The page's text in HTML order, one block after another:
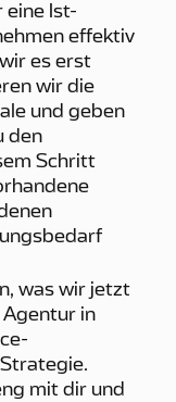
eine Ist-
effektiv
es erst
wir die
und geben
den
Schritt
was wir jetzt
Agentur in
mit dir und